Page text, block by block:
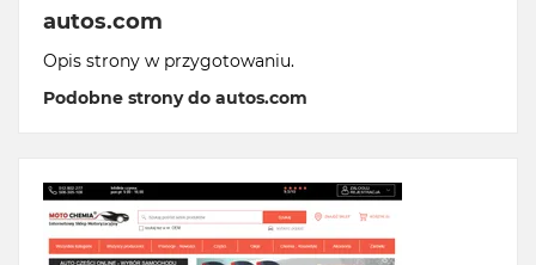
autos.com
Opis strony w przygotowaniu.
Podobne strony do autos.com